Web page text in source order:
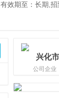
有效期至：长期,招
兴化
公司企业